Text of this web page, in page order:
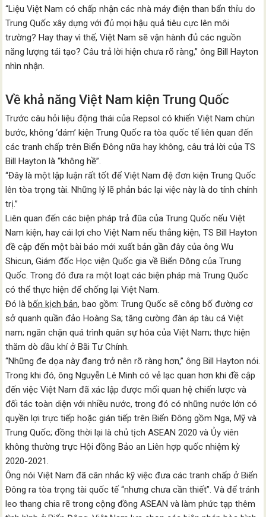
“Liệu Việt Nam có chấp nhận các nhà máy điện than bẩn thỉu do
Trung Quốc xây dựng với đủ mọi hậu quả tiêu cực lên môi
trường? Hay thay vì thế, Việt Nam sẽ vận hành đủ các nguồn
năng lượng tái tạo? Câu trả lời hiện chưa rõ ràng,” ông Bill Hayton
nhìn nhận.
Về khả năng Việt Nam kiện Trung Quốc
Trước câu hỏi liệu động thái của Repsol có khiến Việt Nam chùn
bước, không ‘dám’ kiện Trung Quốc ra tòa quốc tế liên quan đến
các tranh chấp trên Biển Đông nữa hay không, câu trả lời của TS
Bill Hayton là “không hề”.
“Đây là một lập luận rất tốt để Việt Nam đệ đơn kiện Trung Quốc
lên tòa trọng tài. Những lý lẽ phản bác lại việc này là do tính chính
trị.”
Liên quan đến các biện pháp trả đũa của Trung Quốc nếu Việt
Nam kiện, hay cái lợi cho Việt Nam nếu thắng kiện, TS Bill Hayton
đề cập đến một bài báo mới xuất bản gần đây của ông Wu
Shicun, Giám đốc Học viện Quốc gia về Biển Đông của Trung
Quốc. Trong đó đưa ra một loạt các biện pháp mà Trung Quốc
có thể thực hiện để chống lại Việt Nam.
Đó làbốn kịch bản, bao gồm: Trung Quốc sẽ công bố đường cơ
sở quanh quần đảo Hoàng Sa; tăng cường đàn áp tàu cá Việt
nam; ngăn chặn quá trình quân sự hóa của Việt Nam; thực hiện
thăm dò dầu khí ở Bãi Tư Chính.
“Những đe dọa này đang trở nên rõ ràng hơn,” ông Bill Hayton nói.
Trong khi đó, ông Nguyễn Lê Minh có vẻ lạc quan hơn khi đề cập
đến việc Việt Nam đã xác lập được mối quan hệ chiến lược và
đối tác toàn diện với nhiều nước, trong đó có những nước lớn có
quyền lợi trực tiếp hoặc gián tiếp trên Biển Đông gồm Nga, Mỹ và
Trung Quốc; đồng thời lại là chủ tịch ASEAN 2020 và Ủy viên
không thường trực Hội đồng Bảo an Liên hợp quốc nhiệm kỳ
2020-2021.
Ông nói Việt Nam đã cân nhắc kỹ việc đưa các tranh chấp ở Biển
Đông ra tòa trọng tài quốc tế “nhưng chưa cần thiết”. Và để tránh
leo thang chia rẽ trong cộng đồng ASEAN và làm phức tạp thêm